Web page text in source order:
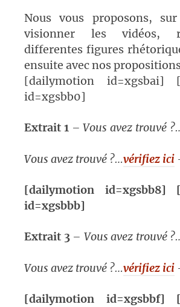
Nous vous proposons,
visionner les vidéos,
differentes figures
ensuite avec nos
[dailymotion id=xgsbai]
id=xgsbb0]
Extrait 1 – Vous avez trouvé
Vous avez trouvé ?…vérifiez ici
[dailymotion id=xgsbb8]
id=xgsbbb]
Extrait 3 – Vous avez trouvé
Vous avez trouvé ?…vérifiez ici
[dailymotion id=xgsbbf]